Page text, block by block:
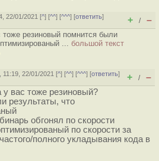
22/01/2021 [^] [^^] [^^^] [ответить]
+ / –
тоже резиновый помнится были
... большой текст
11:19, 22/01/2021 [^] [^^] [^^^] [ответить]
+ / –
вас тоже резиновый?
результаты, что
обгонял по скорости
по скорости за
полного укладывания кода в